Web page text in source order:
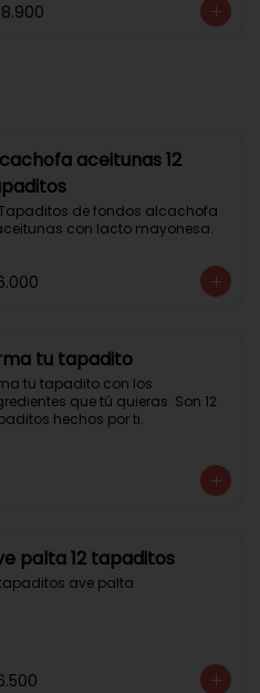
croissant jamón queso.
muffin.
desayunos no los vendemos
unidad, desde 10 cajas.
aceitunas 12
Tapaditos de fondos alcachofa
con lacto mayonesa.
tu tapadito
tu tapadito con los
que tú quieras. Son 12
hechos por ti.
palta 12 tapaditos
tapaditos ave palta